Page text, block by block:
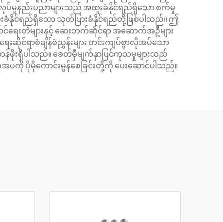
မှုနည်းပညာများသည် အထူးခံနိုင်ရည်ရှိသော စက်မှု
းခံနိုင်ရည်ရှိသော သုတ်ပြားခံနိုင်ရည်တို့ဖြစ်ပါသည်။ ဤ
င်ရေးတဲများနှင့် ဆေးဘက်ဆိုင်ရာ အဆောက်အဦများ
ဆိုင်ရာစံချိန်စံညွှန်းများ တင်းကျပ်စွာလိုအပ်သော
ဖိုးရှိပါသည်။ ခေတ်မှီမျက်နှာပြင်ကုသမှုများသည်
ကို ပိုမိုကောင်းမွန်စေခြင်းတို့ကို ပေးဆောင်ပါသည်။